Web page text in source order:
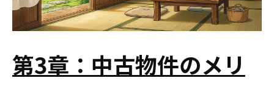
第3章：中古物件のメリ